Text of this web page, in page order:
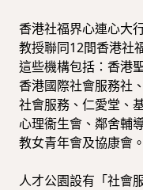
香港社福界心連心大
教授聯同12間香港社
這些機構包括：香港
香港國際社會服務社
社會服務、仁愛堂、
心理衞生會、鄰舍輔
教女青年會及協康會。
人才公園設有「社會